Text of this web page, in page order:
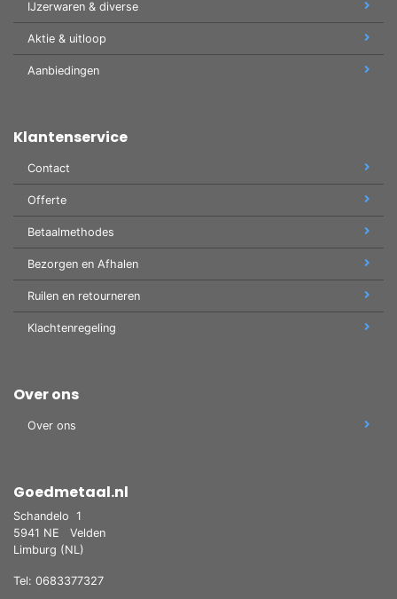
IJzerwaren & diverse
Aktie & uitloop
Aanbiedingen
Klantenservice
Contact
Offerte
Betaalmethodes
Bezorgen en Afhalen
Ruilen en retourneren
Klachtenregeling
Over ons
Over ons
Goedmetaal.nl
Schandelo 1
5941 NE
Velden
Limburg (NL)
Tel: 0683377327